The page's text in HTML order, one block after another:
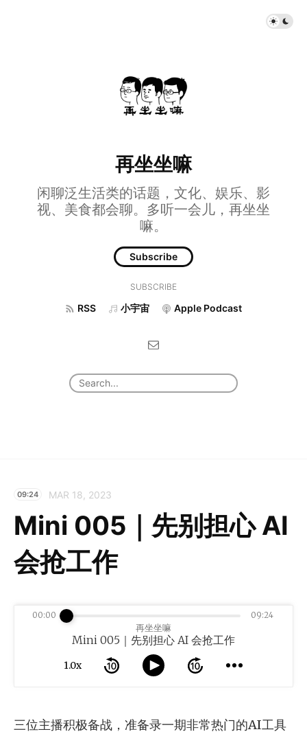
再坐坐嘛
闲聊泛生活类的话题，文化、娱乐、影
视、美食都会聊。多听一会儿，再坐坐
嘛。
Subscribe
SUBSCRIBE
RSS 小宇宙 Apple Podcast
09:24 MAR 18, 2023
Mini 005｜先别担心 AI
会抢工作
再坐坐嘛
Mini 005｜先别担心 AI 会抢工作
1.0x
00:00 09:24
三位主播积极备战，准备录一期非常热门的AI工具